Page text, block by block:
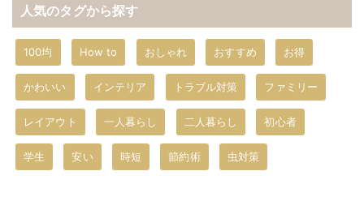
人気のタグから探す
100均 How to おしゃれ おすすめ お得
かわいい インテリア トラブル対策 ファミリー
レイアウト 一人暮らし 二人暮らし 初心者
学生 安い 時短 節約術 虫対策